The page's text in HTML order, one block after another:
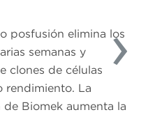
posfusión elimina los
semanas y
clones de células
rendimiento. La
Biomek aumenta la